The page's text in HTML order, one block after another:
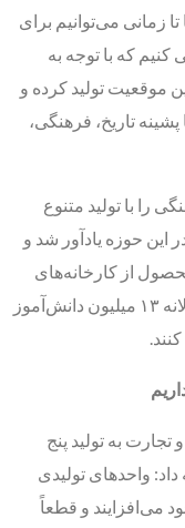
زمانی می‌توانیم برای
کنیم که با توجه به
موقعیت تولید کرده و
پشینه تاریخ، فرهنگی،
را با تولید متنوع
حوزه یادآور شد و
از کارخانه‌های
اسباب‌بازی در کشور ارائه شود و حداقل سالانه ۱۳ میلیون دانش‌آموز
به تولید پنج
واحدهای تولیدی
می‌افزایند و قطعاً